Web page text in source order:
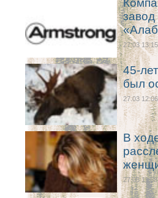
27.03 13:15
45-
был
27.03 12:06
В
27.03 11:58